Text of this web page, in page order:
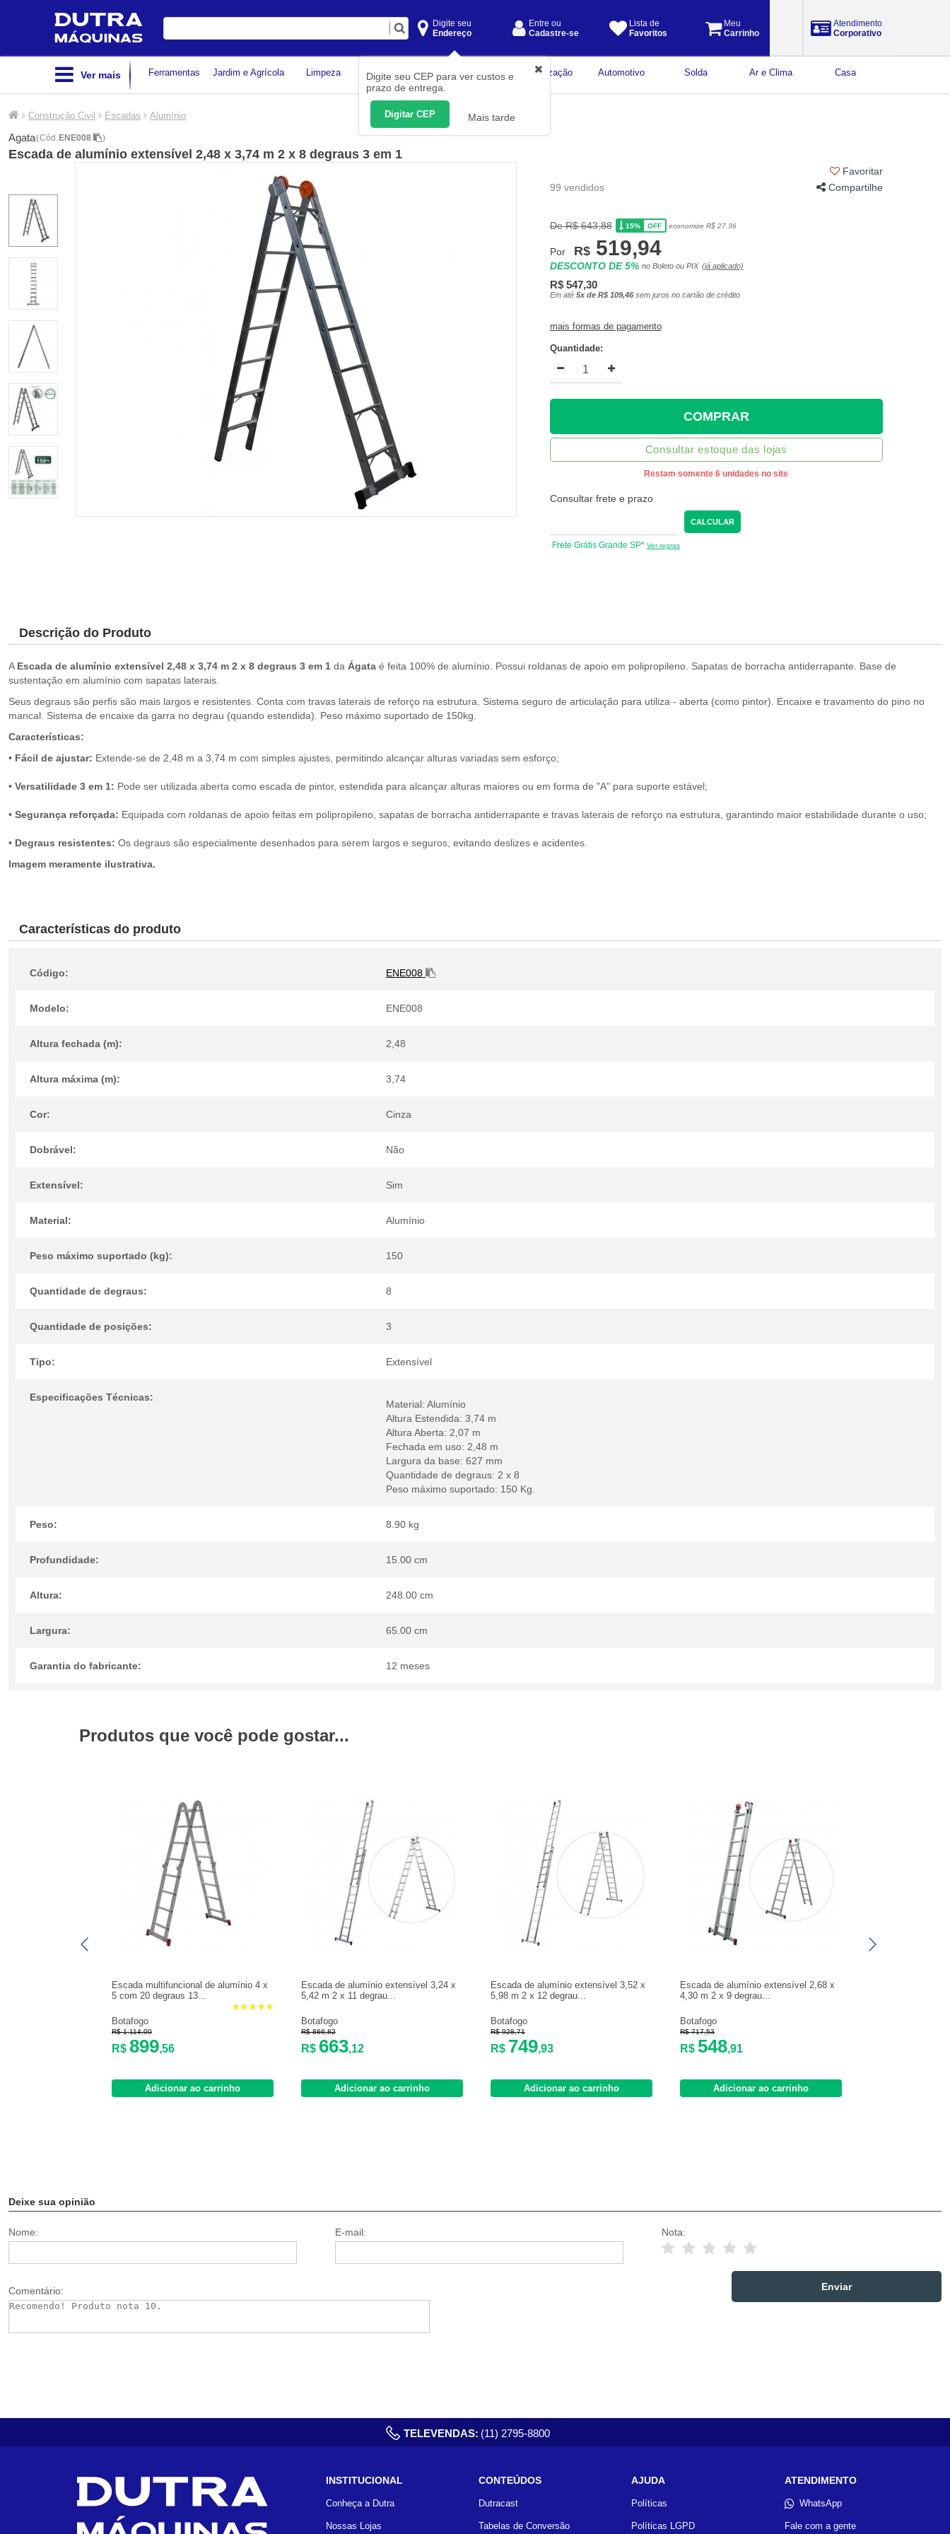
Digite
Digite seu
Endereço
Digite seu CEP para ver custos e
prazo de entrega.
Digitar CEP Mais tarde
Entre ou
Cadastre-se
Lista de
Favoritos
Meu
Carrinho
Atendimento
Corporativo
Ver mais Ferramentas Jardim e Agrícola Limpeza Construção Civil
Medição
Organização Automotivo Solda Ar e Clima Casa
Construção Civil Escadas Alumínio
Agata(Cód. ENE008 )
Escada de alumínio extensível 2,48 x 3,74 m 2 x 8 degraus 3 em 1
Favoritar
99 vendidos
Compartilhe
De R$ 643,88 15% OFF economize R$ 27,36
Por R$ 519,94
DESCONTO DE 5% no Boleto ou PIX (já aplicado)
R$ 547,30
Em até 5x de R$ 109,46sem juros no cartão de crédito
mais formas de pagamento
Quantidade:
COMPRAR
Consultar estoque das lojas
Restam somente 6 unidades no site
Consultar frete e prazo
CALCULAR
Frete Grátis Grande SP* Ver regras
Descrição do Produto
A Escada de alumínio extensível 2,48 x 3,74 m 2 x 8 degraus 3 em 1 da Ágata é feita 100% de alumínio. Possui roldanas de apoio em polipropileno. Sapatas de borracha antiderrapante. Base de
sustentação em alumínio com sapatas laterais.
Seus degraus são perfis são mais largos e resistentes. Conta com travas laterais de reforço na estrutura. Sistema seguro de articulação para utiliza - aberta (como pintor). Encaixe e travamento do pino no
mancal. Sistema de encaixe da garra no degrau (quando estendida). Peso máximo suportado de 150kg.
Características:
• Fácil de ajustar: Extende-se de 2,48 m a 3,74 m com simples ajustes, permitindo alcançar alturas variadas sem esforço;
• Versatilidade 3 em 1: Pode ser utilizada aberta como escada de pintor, estendida para alcançar alturas maiores ou em forma de "A" para suporte estável;
• Segurança reforçada: Equipada com roldanas de apoio feitas em polipropileno, sapatas de borracha antiderrapante e travas laterais de reforço na estrutura, garantindo maior estabilidade durante o uso;
• Degraus resistentes: Os degraus são especialmente desenhados para serem largos e seguros, evitando deslizes e acidentes.
Imagem meramente ilustrativa.
Características do produto
Código: ENE008
Modelo: ENE008
Altura fechada (m): 2,48
Altura máxima (m): 3,74
Cor: Cinza
Dobrável: Não
Extensível: Sim
Material: Alumínio
Peso máximo suportado (kg): 150
Quantidade de degraus: 8
Quantidade de posições: 3
Tipo: Extensível
Especificações Técnicas:
Material: Alumínio
Altura Estendida: 3,74 m
Altura Aberta: 2,07 m
Fechada em uso: 2,48 m
Largura da base: 627 mm
Quantidade de degraus: 2 x 8
Peso máximo suportado: 150 Kg.
Peso: 8.90 kg
Profundidade: 15.00 cm
Altura: 248.00 cm
Largura: 65.00 cm
Garantia do fabricante: 12 meses
Produtos que você pode gostar...
Escada multifuncional de alumínio 4 x
5 com 20 degraus 13...
Botafogo
R$ 1.114,00
R$ 899,56
Adicionar ao carrinho
Escada de alumínio extensível 3,24 x
5,42 m 2 x 11 degrau...
Botafogo
R$ 866,82
R$ 663,12
Adicionar ao carrinho
Escada de alumínio extensível 3,52 x
5,98 m 2 x 12 degrau...
Botafogo
R$ 928,71
R$ 749,93
Adicionar ao carrinho
Escada de alumínio extensível 2,68 x
4,30 m 2 x 9 degrau...
Botafogo
R$ 717,53
R$ 548,91
Adicionar ao carrinho
Deixe sua opinião
Nome: E-mail: Nota:
Comentário:
TELEVENDAS: (11) 2795-8800
INSTITUCIONAL
Conheça a Dutra
Nossas Lojas
CONTEÚDOS
Dutracast
Tabelas de Conversão
AJUDA
Políticas
Políticas LGPD
ATENDIMENTO
WhatsApp
Fale com a gente